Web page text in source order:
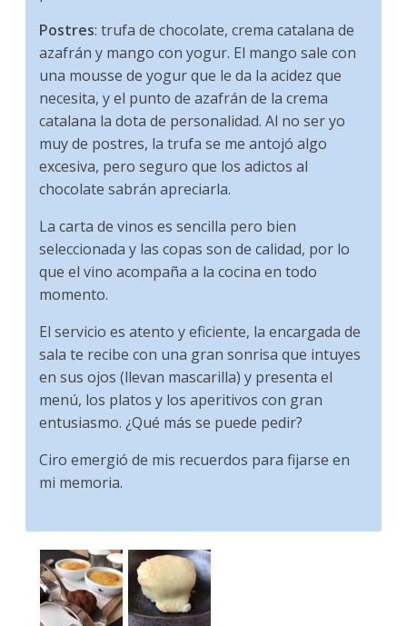
Postres: trufa de chocolate, crema catalana de
azafrán y mango con yogur. El mango sale con
una mousse de yogur que le da la acidez que
necesita, y el punto de azafrán de la crema
catalana la dota de personalidad. Al no ser yo
muy de postres, la trufa se me antojó algo
excesiva, pero seguro que los adictos al
chocolate sabrán apreciarla.
La carta de vinos es sencilla pero bien
seleccionada y las copas son de calidad, por lo
que el vino acompaña a la cocina en todo
momento.
El servicio es atento y eficiente, la encargada de
sala te recibe con una gran sonrisa que intuyes
en sus ojos (llevan mascarilla) y presenta el
menú, los platos y los aperitivos con gran
entusiasmo. ¿Qué más se puede pedir?
Ciro emergió de mis recuerdos para fijarse en
mi memoria.